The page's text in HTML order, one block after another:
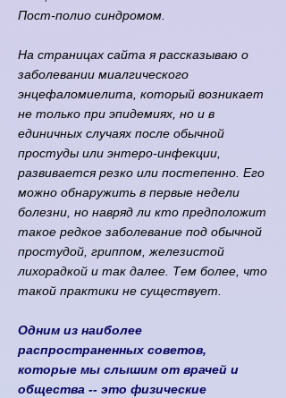
Пост-полио синдромом.
На страницах сайта я рассказываю о
заболевании миалгического
энцефаломиелита, который возникает
не только при эпидемиях, но и в
единичных случаях после обычной
простуды или энтеро-инфекции,
развивается резко или постепенно. Его
можно обнаружить в первые недели
болезни, но навряд ли кто предположит
такое редкое заболевание под обычной
простудой, гриппом, железистой
лихорадкой и так далее. Тем более, что
такой практики не существует.
Одним из наиболее
распространенных советов,
которые мы слышим от врачей и
общества -- это физические